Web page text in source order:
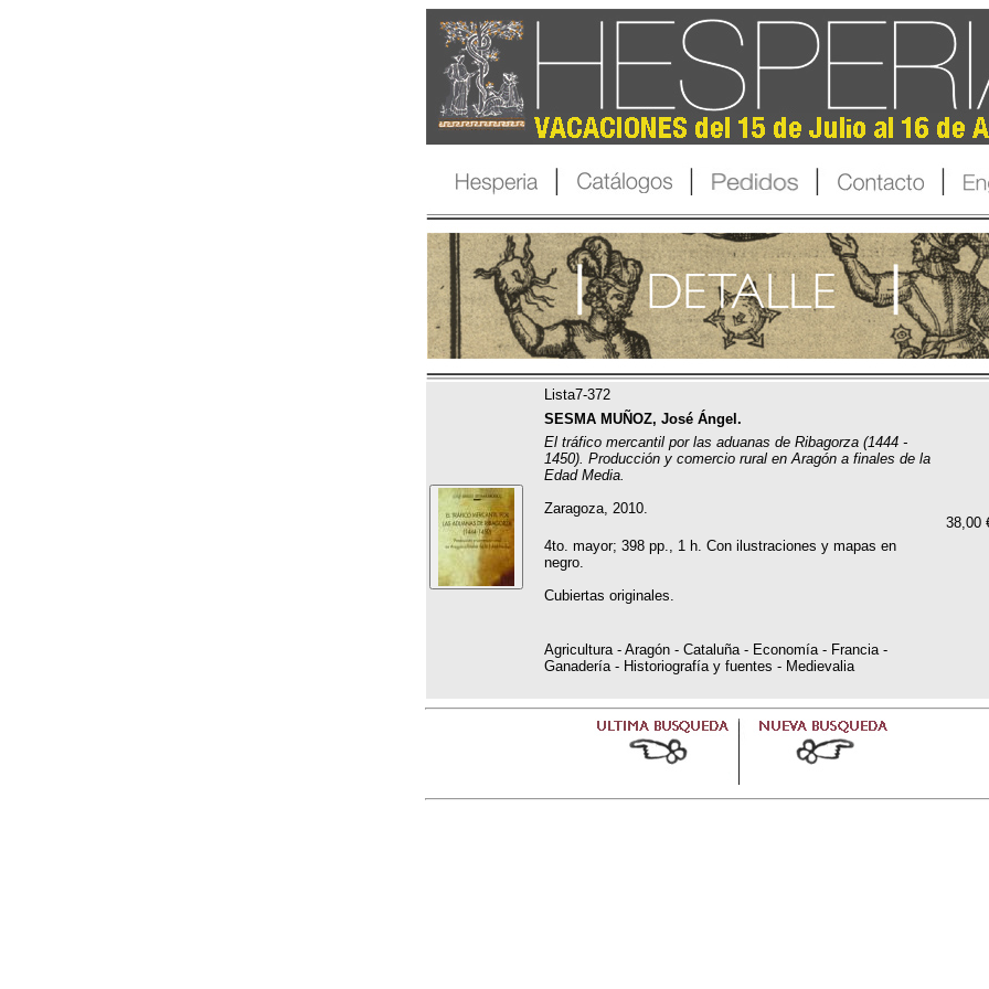
Lista7-372
SESMA MUÑOZ, José Ángel.
38,00
El tráfico mercantil por las aduanas de Ribagorza (1444 -
1450). Producción y comercio rural en Aragón a finales de la
Edad Media.
Zaragoza, 2010.
4to. mayor; 398 pp., 1 h. Con ilustraciones y mapas en
negro.
Cubiertas originales.
Agricultura - Aragón - Cataluña - Economía - Francia -
Ganadería - Historiografía y fuentes - Medievalia